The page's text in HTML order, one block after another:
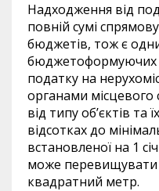
Надходження від
повній сумі
бюджетів, тож є
бюджетоформуючих
податку на
органами
від типу об’єктів та
відсотках до
встановленої на 1
може перевищувати
квадратний метр.